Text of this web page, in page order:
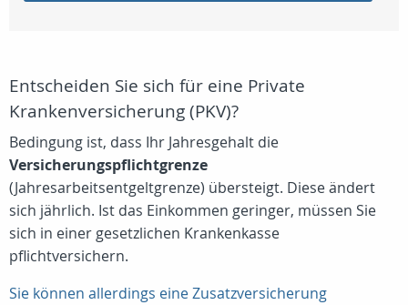
Entscheiden Sie sich für eine Private
Krankenversicherung (PKV)?
Bedingung ist, dass Ihr Jahresgehalt die
Versicherungspflichtgrenze
(Jahresarbeitsentgeltgrenze) übersteigt. Diese ändert
sich jährlich. Ist das Einkommen geringer, müssen Sie
sich in einer gesetzlichen Krankenkasse
pflichtversichern.
Sie können allerdings eine Zusatzversicherung